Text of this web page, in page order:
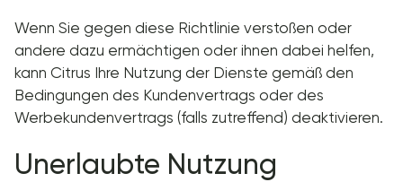
Wenn Sie gegen diese Richtlinie verstoßen oder
andere dazu ermächtigen oder ihnen dabei helfen,
kann Citrus Ihre Nutzung der Dienste gemäß den
Bedingungen des Kundenvertrags oder des
Werbekundenvertrags (falls zutreffend) deaktivieren.
Unerlaubte Nutzung